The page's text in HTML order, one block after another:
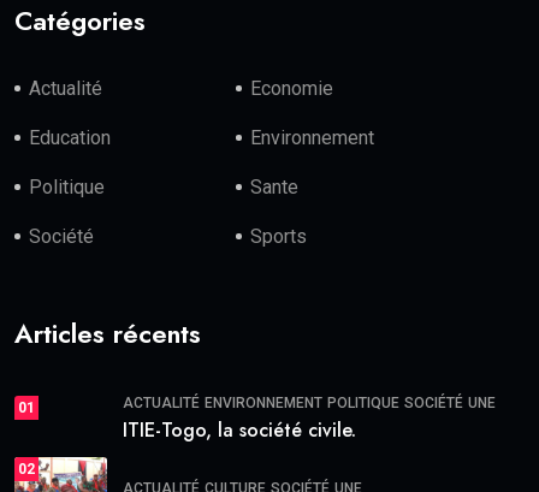
Catégories
Actualité Economie
Education Environnement
Politique Sante
Société Sports
Articles récents
01 ACTUALITÉ ENVIRONNEMENT POLITIQUE SOCIÉTÉ UNE
ITIE-Togo, la société civile.
02
ACTUALITÉ CULTURE SOCIÉTÉ UNE